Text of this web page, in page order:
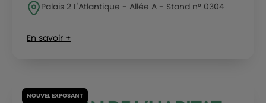
Palais 2 L'Atlantique - Allée A - Stand n° 0304
En savoir +
NOUVEL EXPOSANT